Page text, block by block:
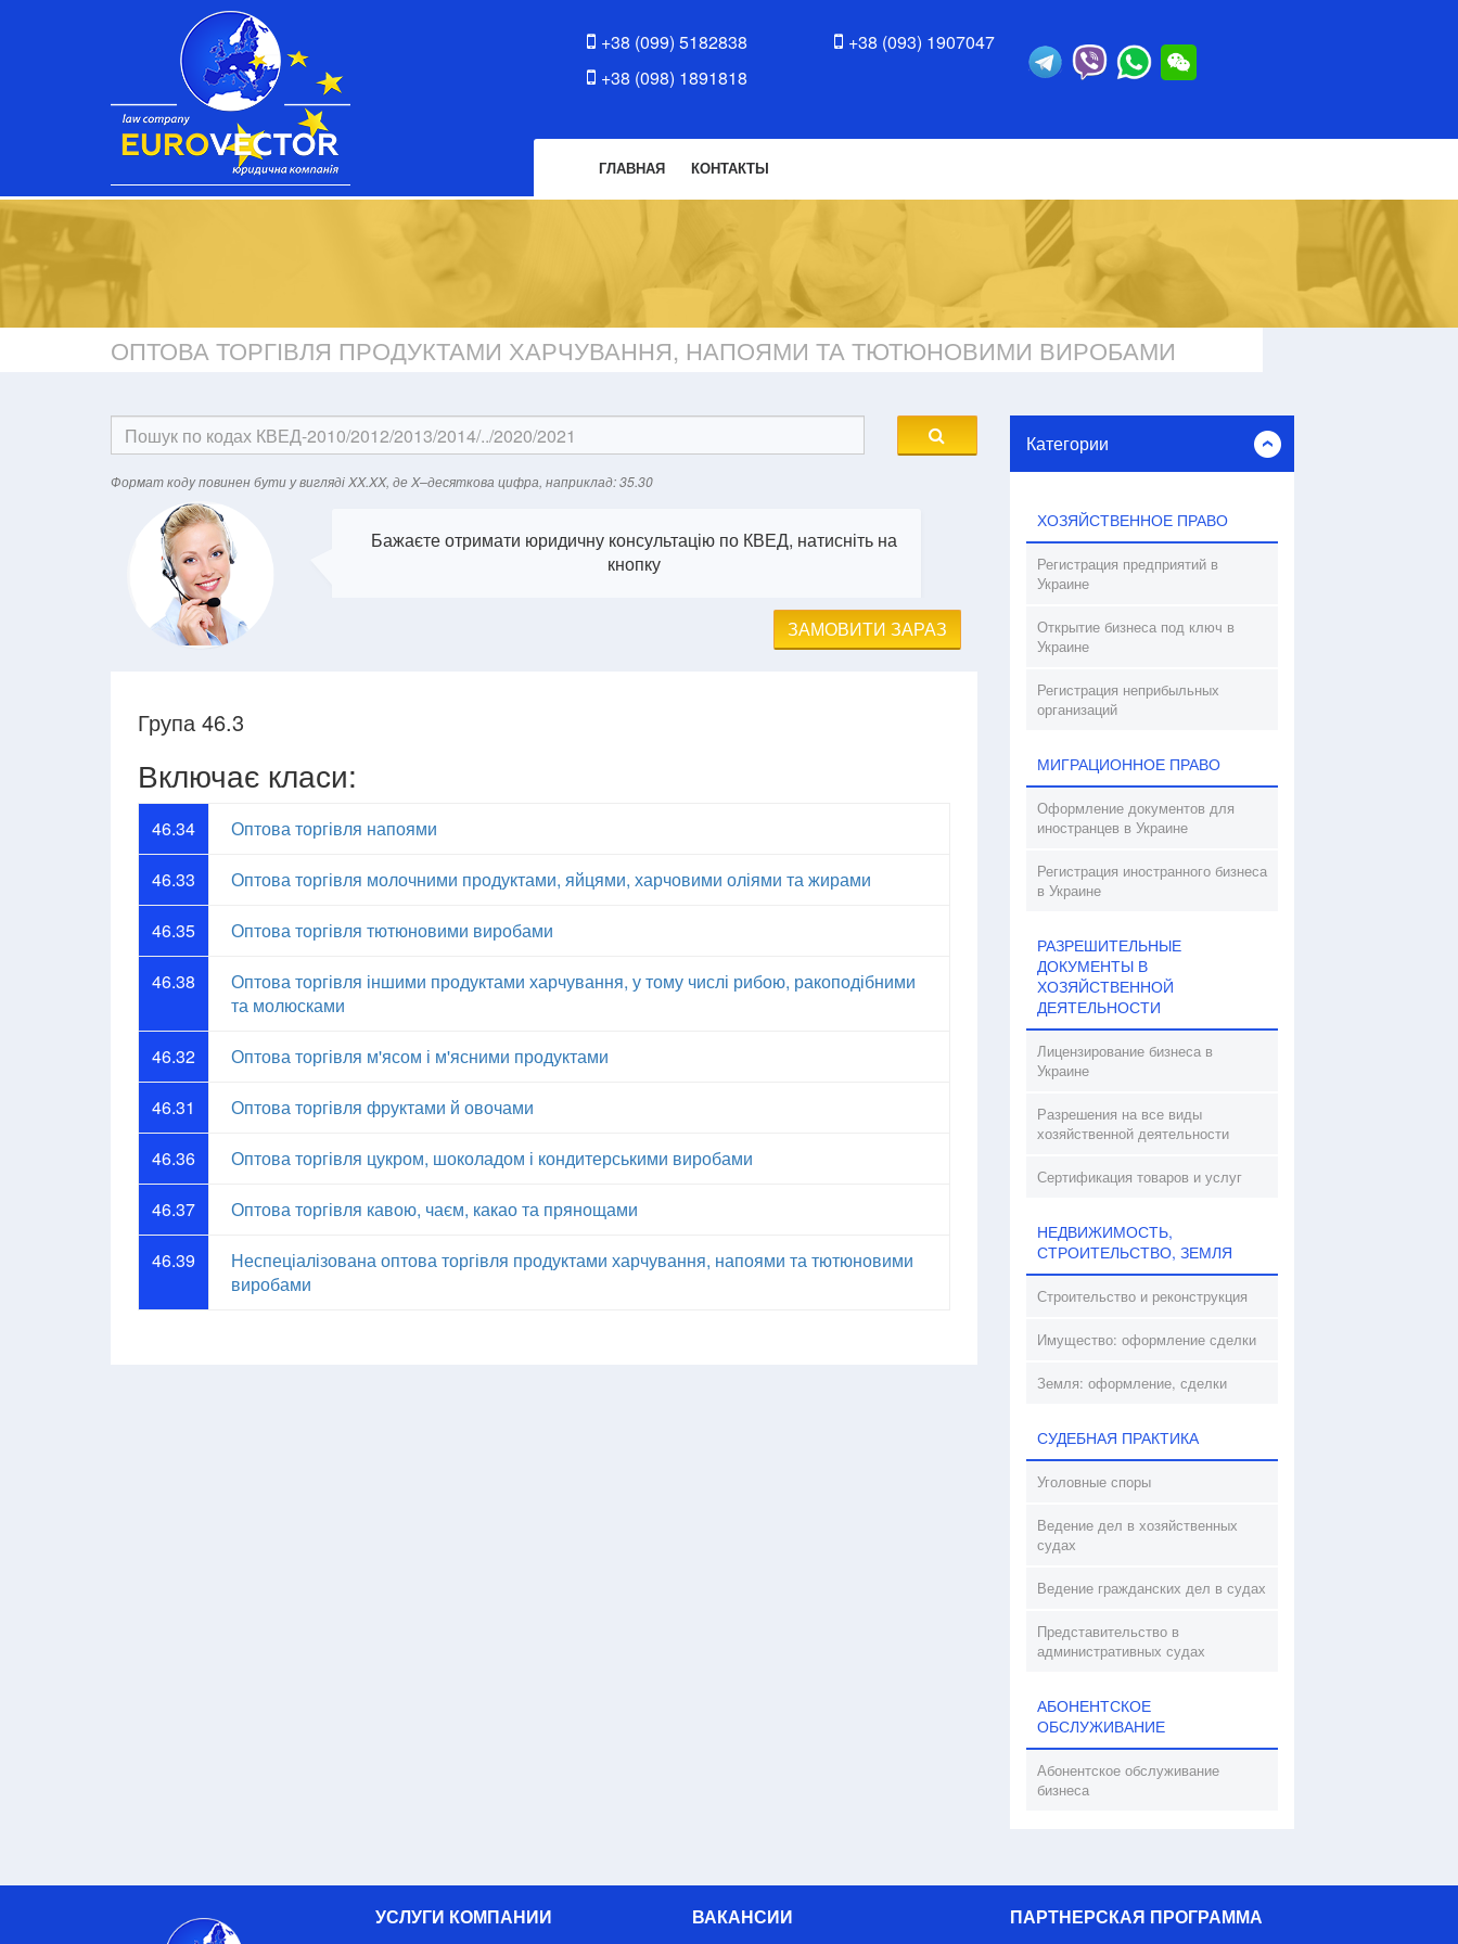
+38 (099) 5182838
+38 (098) 1891818
+38 (093) 1907047
ГЛАВНАЯ КОНТАКТЫ
ОПТОВА ТОРГІВЛЯ ПРОДУКТАМИ ХАРЧУВАННЯ, НАПОЯМИ ТА ТЮТЮНОВИМИ ВИРОБАМИ
Формат кодy повинен бути у вигляді XX.XX, де X–десяткова цифра, наприклад: 35.30
Бажаєте отримати юридичну консультацію по КВЕД, натисніть на
кнопку
ЗАМОВИТИ ЗАРАЗ
Група 46.3
Включає класи:
46.34 Оптова торгівля напоями
46.33 Оптова торгівля молочними продуктами, яйцями, харчовими оліями та жирами
46.35 Оптова торгівля тютюновими виробами
46.38
Оптова торгівля іншими продуктами харчування, у тому числі рибою, ракоподібними
та молюсками
46.32 Оптова торгівля м'ясом і м'ясними продуктами
46.31 Оптова торгівля фруктами й овочами
46.36 Оптова торгівля цукром, шоколадом і кондитерськими виробами
46.37 Оптова торгівля кавою, чаєм, какао та прянощами
46.39
Неспеціалізована оптова торгівля продуктами харчування, напоями та тютюновими
виробами
Категории
ХОЗЯЙСТВЕННОЕ ПРАВО
Регистрация предприятий в
Украине
Открытие бизнеса под ключ в
Украине
Регистрация неприбыльных
организаций
МИГРАЦИОННОЕ ПРАВО
Оформление документов для
иностранцев в Украине
Регистрация иностранного бизнеса
в Украине
РАЗРЕШИТЕЛЬНЫЕ
ДОКУМЕНТЫ В
ХОЗЯЙСТВЕННОЙ
ДЕЯТЕЛЬНОСТИ
Лицензирование бизнеса в
Украине
Разрешения на все виды
хозяйственной деятельности
Сертификация товаров и услуг
НЕДВИЖИМОСТЬ,
СТРОИТЕЛЬСТВО, ЗЕМЛЯ
Строительство и реконструкция
Имущество: оформление сделки
Земля: оформление, сделки
СУДЕБНАЯ ПРАКТИКА
Уголовные споры
Ведение дел в хозяйственных
судах
Ведение гражданских дел в судах
Представительство в
административных судах
АБОНЕНТСКОЕ
ОБСЛУЖИВАНИЕ
Абонентское обслуживание
бизнеса
УСЛУГИ КОМПАНИИ ВАКАНСИИ ПАРТНЕРСКАЯ ПРОГРАММА